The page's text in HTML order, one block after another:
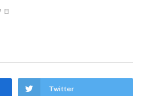
日
Twitter